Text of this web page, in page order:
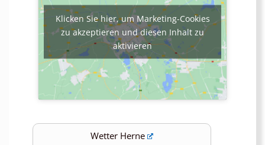
Klicken Sie hier, um Marketing-Cookies
zu akzeptieren und diesen Inhalt zu
aktivieren
Wetter Herne